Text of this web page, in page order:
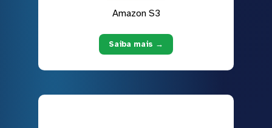
Amazon S3
Saiba mais →